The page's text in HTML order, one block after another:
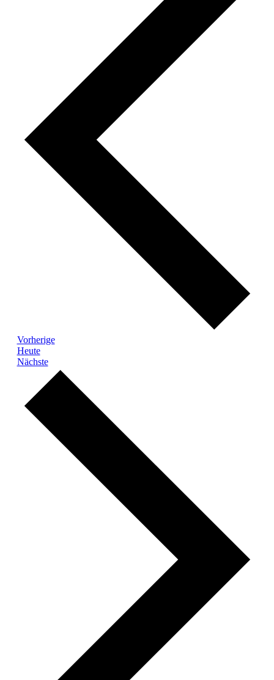
VorherigeVeranstaltungen
Heute
NächsteVeranstaltungen